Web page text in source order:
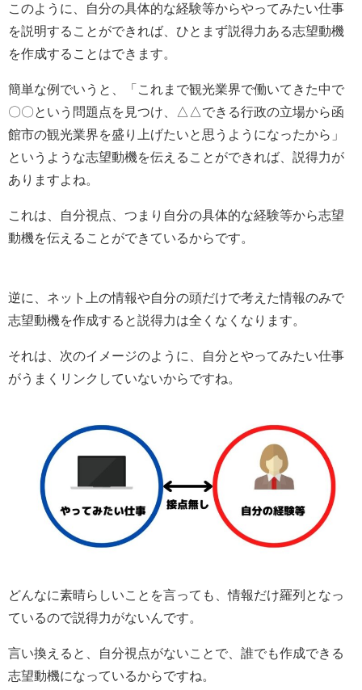
このように、自分の具体的な経験等からやってみたい仕事
を説明することができれば、ひとまず説得力ある志望動機
を作成することはできます。
簡単な例でいうと、「これまで観光業界で働いてきた中で
〇〇という問題点を見つけ、△△できる行政の立場から函
館市の観光業界を盛り上げたいと思うようになったから」
というような志望動機を伝えることができれば、説得力が
ありますよね。
これは、自分視点、つまり自分の具体的な経験等から志望
動機を伝えることができているからです。
逆に、ネット上の情報や自分の頭だけで考えた情報のみで
志望動機を作成すると説得力は全くなくなります。
それは、次のイメージのように、自分とやってみたい仕事
がうまくリンクしていないからですね。
どんなに素晴らしいことを言っても、情報だけ羅列となっ
ているので説得力がないんです。
言い換えると、自分視点がないことで、誰でも作成できる
志望動機になっているからですね。